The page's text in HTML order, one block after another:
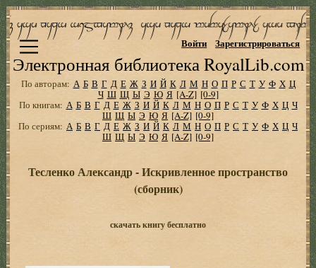
Электронная библиотека RoyalLib.com
Войти Зарегистрироваться
По авторам: А Б В Г Д Е Ж З И Й К Л М Н О П Р С Т У Ф Х Ц
Ч Ш Щ Ы Э Ю Я [A-Z] [0-9]
По книгам: А Б В Г Д Е Ж З И Й К Л М Н О П Р С Т У Ф Х Ц Ч
Ш Щ Ы Э Ю Я [A-Z] [0-9]
По сериям: А Б В Г Д Е Ж З И Й К Л М Н О П Р С Т У Ф Х Ц Ч
Ш Щ Ы Э Ю Я [A-Z] [0-9]
Тесленко Александр - Искривленное пространство
(сборник)
скачать книгу бесплатно